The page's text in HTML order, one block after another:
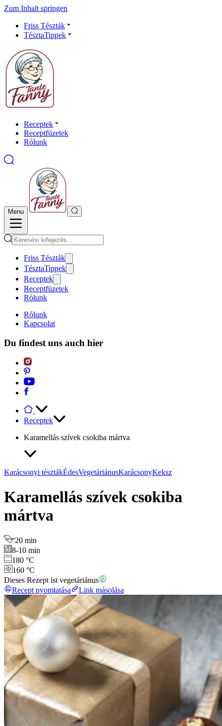
Zum Inhalt springen
Friss Tészták
TésztaTippek
Receptek
Receptfüzetek
Rólunk
Menu
Friss Tészták
TésztaTippek
Receptek
Receptfüzetek
Rólunk
Rólunk
Kapcsolat
Du findest uns auch hier
Receptek
Karamellás szívek csokiba mártva
Karácsonyi tésztákÉdesVegetáriánusKarácsonyKeksz
Karamellás szívek csokiba
mártva
20 min
8-10 min
180 °C
160 °C
Dieses Rezept ist vegetáriánus
Recept nyomtatása
Link másolása